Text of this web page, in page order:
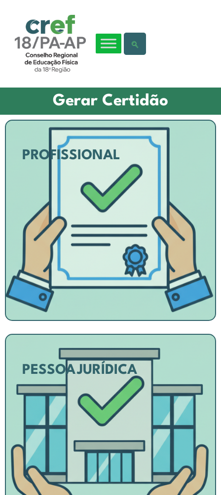
Gerar Certidão
PROFISSIONAL
PESSOA JURÍDICA